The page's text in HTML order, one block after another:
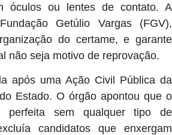
óculos ou lentes de contato. A
Getúlio Vargas (FGV),
do certame, e garante
não seja motivo de reprovação.
após uma Ação Civil Pública da
Estado. O órgão apontou que o
perfeita sem qualquer tipo de
candidatos que enxergam